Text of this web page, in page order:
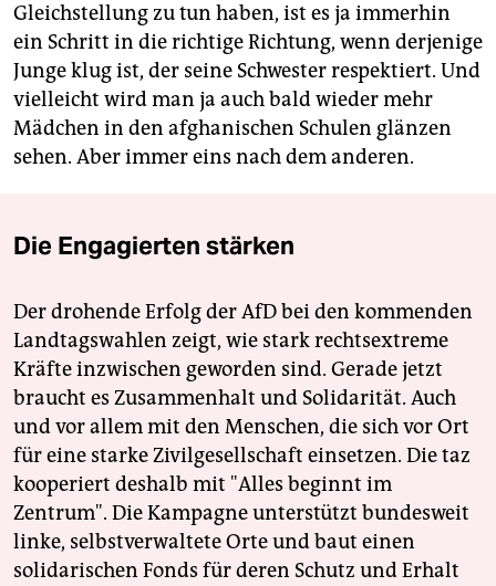
Gleichstellung zu tun haben, ist es ja immerhin
ein Schritt in die richtige Richtung, wenn derjenige
Junge klug ist, der seine Schwester respektiert. Und
vielleicht wird man ja auch bald wieder mehr
Mädchen in den afghanischen Schulen glänzen
sehen. Aber immer eins nach dem anderen.
Die Engagierten stärken
Der drohende Erfolg der AfD bei den kommenden
Landtagswahlen zeigt, wie stark rechtsextreme
Kräfte inzwischen geworden sind. Gerade jetzt
braucht es Zusammenhalt und Solidarität. Auch
und vor allem mit den Menschen, die sich vor Ort
für eine starke Zivilgesellschaft einsetzen. Die taz
kooperiert deshalb mit "Alles beginnt im
Zentrum". Die Kampagne unterstützt bundesweit
linke, selbstverwaltete Orte und baut einen
solidarischen Fonds für deren Schutz und Erhalt